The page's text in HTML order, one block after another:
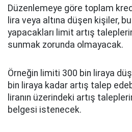
Düzenlemeye göre toplam
lira veya altına düşen kişiler,
yapacakları limit artış
sunmak zorunda olmayacak.
Örneğin limiti 300 bin liraya
bin liraya kadar artış talep
liranın üzerindeki artış
belgesi istenecek.